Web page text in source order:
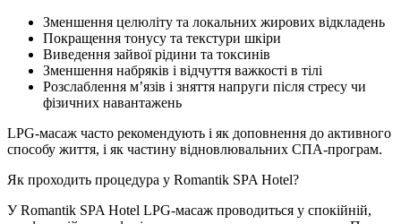
Зменшення целюліту та локальних жирових відкладень
Покращення тонусу та текстури шкіри
Виведення зайвої рідини та токсинів
Зменшення набряків і відчуття важкості в тілі
Розслаблення м’язів і зняття напруги після стресу чи
фізичних навантажень
LPG-масаж часто рекомендують і як доповнення до активного
способу життя, і як частину відновлювальних СПА-програм.
Як проходить процедура у Romantik SPA Hotel?
У Romantik SPA Hotel LPG-масаж проводиться у спокійній,